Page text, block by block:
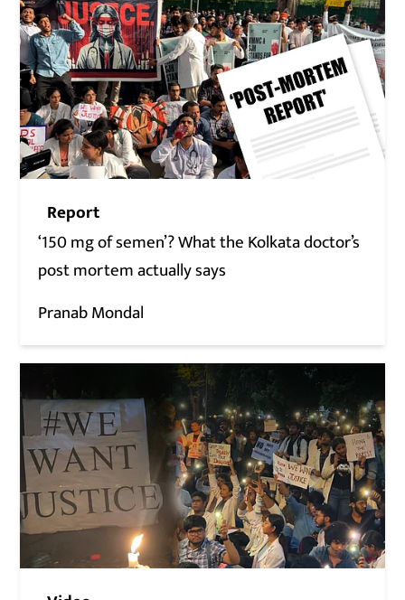
Report
‘150 mg of semen’? What the Kolkata doctor’s
post mortem actually says
Pranab Mondal